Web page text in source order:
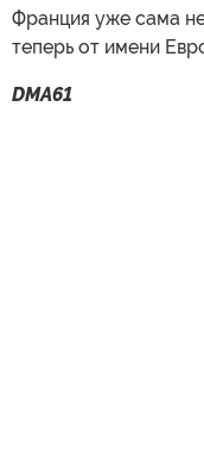
Франция уже сама
теперь от имени
DMA61